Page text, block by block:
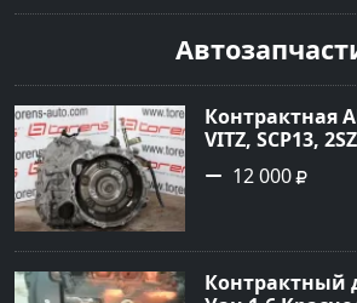
сайте
Контрактная
VITZ, SCP13,
Ростов
12 000
Контрактный